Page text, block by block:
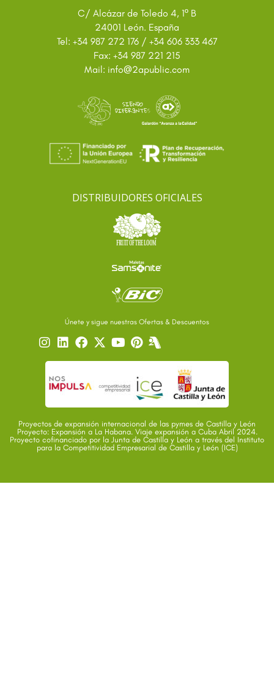
C/ Alcázar de Toledo 4, 1º B
24001 León. España
Tel: +34 987 272 176 / +34 606 333 467
Fax: +34 987 221 215
Mail: info@2apublic.com
DISTRIBUIDORES OFICIALES
Únete y sigue nuestras Ofertas & Descuentos
Proyectos de expansión internacional de las pymes de Castilla y León
Proyecto: Expansión a La Habana. Viaje expansión a Cuba Abril 2024.
Proyecto cofinanciado por la Junta de Castilla y León a través del Instituto
para la Competitividad Empresarial de Castilla y León (ICE)